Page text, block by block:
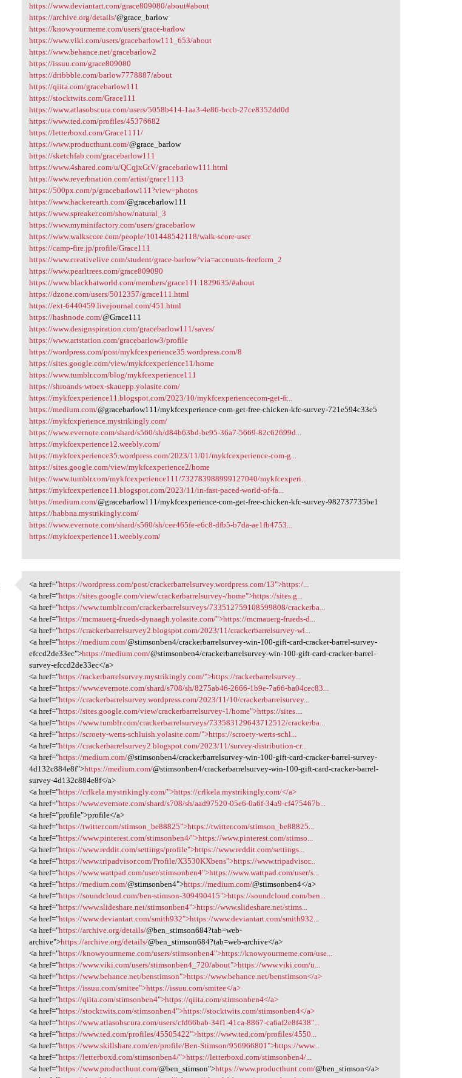
https://www.deviantart.com/grace809080/about#about
https://archive.org/details/@grace_barlow
https://knowyourmeme.com/users/grace-barlow
https://www.viki.com/users/gracebarlow111_653/about
https://www.behance.net/gracebarlow2
https://issuu.com/grace809080
https://dribbble.com/barlow7778887/about
https://qiita.com/gracebarlow111
https://stocktwits.com/Grace111
https://www.atlasobscura.com/users/5058b414-1aa3-4e86-bccb-27ce8352dd0d
https://www.ted.com/profiles/45376682
https://letterboxd.com/Grace1111/
https://www.producthunt.com/@grace_barlow
https://sketchfab.com/gracebarlow111
https://www.4shared.com/u/QCqjxGtV/gracebarlow111.html
https://www.reverbnation.com/artist/grace1113
https://500px.com/p/gracebarlow111?view=photos
https://www.hackerearth.com/@gracebarlow111
https://www.spreaker.com/show/natural_3
https://www.myminifactory.com/users/gracebarlow
https://www.walkscore.com/people/101448542118/walk-score-user
https://camp-fire.jp/profile/Grace111
https://www.creativelive.com/student/grace-barlow?via=accounts-freeform_2
https://www.pearltrees.com/grace809090
https://www.blackhatworld.com/members/grace111.1829635/#about
https://dzone.com/users/5012357/grace111.html
https://ext-6440459.livejournal.com/451.html
https://hashnode.com/@Grace111
https://www.designspiration.com/gracebarlow111/saves/
https://www.artstation.com/gracebarlow3/profile
https://wordpress.com/post/mykfcexperience35.wordpress.com/8
https://sites.google.com/view/mykfcexperience11/home
https://www.tumblr.com/blog/mykfcexperience111
https://shroands-wroex-skauepp.yolasite.com/
https://mykfcexperience11.blogspot.com/2023/10/mykfcexperiencecom-get-fr...
https://medium.com/@gracebarlow111/mykfcexperience-com-get-free-chicken-kfc-survey-721e594c33e5
https://mykfcxperience.mystrikingly.com/
https://www.evernote.com/shard/s560/sh/d84b63bd-be95-36a7-5669-82c62699d...
https://mykfcexperience12.weebly.com/
https://mykfcexperience35.wordpress.com/2023/11/01/mykfcexperience-com-g...
https://sites.google.com/view/mykfcexperience2/home
https://www.tumblr.com/mykfcexperience111/732783988999127040/mykfcexperi...
https://mykfcexperience11.blogspot.com/2023/11/in-fast-paced-world-of-fa...
https://medium.com/@gracebarlow111/mykfcexperience-com-get-free-chicken-kfc-survey-982737735be1
https://habbna.mystrikingly.com/
https://www.evernote.com/shard/s560/sh/cee465fe-e6c8-dfb5-b7da-ae1fb4753...
https://mykfcexperience11.weebly.com/
<a href="https://wordpress
<a href="https://wordpress.com/post/crackerbarrelsurvey.wordpress.com/13">https:/...
<a href="https://sites.google.com/view/crackerbarrelsurvey-/home">https://sites.g...
<a href="https://www.tumblr.com/crackerbarrelsurveys/733512759108599808/crackerba...
<a href="https://mcmauerg-frueds-dynaagh.yolasite.com/">https://mcmauerg-frueds-d...
<a href="https://crackerbarrelsurvey2.blogspot.com/2023/11/crackerbarrelsurvey-wi...
<a href="https://medium.com/@stimsonben4/crackerbarrelsurvey-win-100-gift-card-cracker-barrel-survey-
efccd2de33ec">https://medium.com/@stimsonben4/crackerbarrelsurvey-win-100-gift-card-cracker-barrel-
survey-efccd2de33ec</a>
<a href="https://rackerbarrelsurvey.mystrikingly.com/">https://rackerbarrelsurvey...
<a href="https://www.evernote.com/shard/s708/sh/8275ab46-2666-1b9e-7a66-ba04cec83...
<a href="https://crackerbarrelsurvey.wordpress.com/2023/11/10/crackerbarrelsurvey...
<a href="https://sites.google.com/view/crackerbarrelsurvey-1/home">https://sites....
<a href="https://www.tumblr.com/crackerbarrelsurveys/733583129643712512/crackerba...
<a href="https://scroety-werts-schluish.yolasite.com/">https://scroety-werts-schl...
<a href="https://crackerbarrelsurvey2.blogspot.com/2023/11/survey-distribution-cr...
<a href="https://medium.com/@stimsonben4/crackerbarrelsurvey-win-100-gift-card-cracker-barrel-survey-
4d132c884e8f">https://medium.com/@stimsonben4/crackerbarrelsurvey-win-100-gift-card-cracker-barrel-
survey-4d132c884e8f</a>
<a href="https://crlkela.mystrikingly.com/">https://crlkela.mystrikingly.com/</a>
<a href="https://www.evernote.com/shard/s708/sh/aad97520-05e6-0a6f-34a9-cf475467b...
<a href="profile">profile</a>
<a href="https://twitter.com/stimson_be88825">https://twitter.com/stimson_be88825...
<a href="https://www.pinterest.com/stimsonben4/">https://www.pinterest.com/stimso...
<a href="https://www.reddit.com/settings/profile">https://www.reddit.com/settings...
<a href="https://www.tripadvisor.com/Profile/X3530KXbens">https://www.tripadvisor...
<a href="https://www.wattpad.com/user/stimsonben4">https://www.wattpad.com/user/s...
<a href="https://medium.com/@stimsonben4">https://medium.com/@stimsonben4</a>
<a href="https://soundcloud.com/ben-stimson-309490415">https://soundcloud.com/ben...
<a href="https://www.slideshare.net/stimsonben4">https://www.slideshare.net/stims...
<a href="https://www.deviantart.com/smith932">https://www.deviantart.com/smith932...
<a href="https://archive.org/details/@ben_stimson684?tab=web-
archive">https://archive.org/details/@ben_stimson684?tab=web-archive</a>
<a href="https://knowyourmeme.com/users/stimsonben4">https://knowyourmeme.com/use...
<a href="https://www.viki.com/users/stimsonben4_720/about">https://www.viki.com/u...
<a href="https://www.behance.net/benstimson">https://www.behance.net/benstimson</a>
<a href="https://issuu.com/smitee">https://issuu.com/smitee</a>
<a href="https://qiita.com/stimsonben4">https://qiita.com/stimsonben4</a>
<a href="https://stocktwits.com/stimsonben4">https://stocktwits.com/stimsonben4</a>
<a href="https://www.atlasobscura.com/users/cfd66bab-34f1-41ca-8867-ca6af2e8f438"...
<a href="https://www.ted.com/profiles/45505422">https://www.ted.com/profiles/4550...
<a href="https://www.skillshare.com/en/profile/Ben-Stimson/956966801">https://www...
<a href="https://letterboxd.com/stimsonben4/">https://letterboxd.com/stimsonben4/...
<a href="https://www.producthunt.com/@ben_stimson">https://www.producthunt.com/@ben_stimson</a>